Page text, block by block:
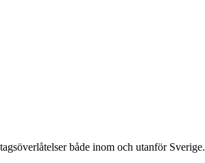
både inom och utanför Sverige.